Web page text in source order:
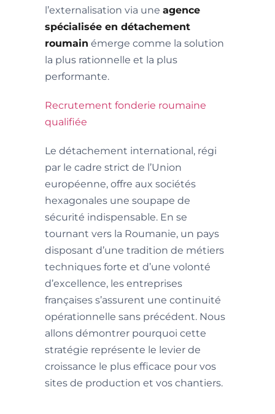
l’externalisation via une agence
spécialisée en détachement
roumain émerge comme la solution
la plus rationnelle et la plus
performante.
Recrutement fonderie roumaine
qualifiée
Le détachement international, régi
par le cadre strict de l’Union
européenne, offre aux sociétés
hexagonales une soupape de
sécurité indispensable. En se
tournant vers la Roumanie, un pays
disposant d’une tradition de métiers
techniques forte et d’une volonté
d’excellence, les entreprises
françaises s’assurent une continuité
opérationnelle sans précédent. Nous
allons démontrer pourquoi cette
stratégie représente le levier de
croissance le plus efficace pour vos
sites de production et vos chantiers.